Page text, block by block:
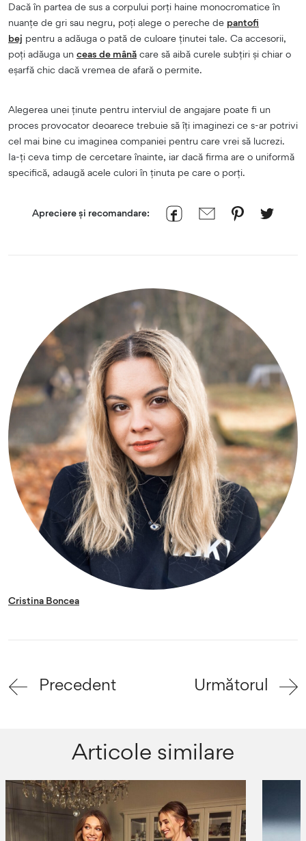
Dacă în partea de sus a corpului porți haine monocromatice în
nuanțe de gri sau negru, poți alege o pereche de pantofi
bej pentru a adăuga o pată de culoare ținutei tale. Ca accesorii,
poți adăuga un ceas de mână care să aibă curele subțiri și chiar o
eșarfă chic dacă vremea de afară o permite.
Alegerea unei ținute pentru interviul de angajare poate fi un
proces provocator deoarece trebuie să îți imaginezi ce s-ar potrivi
cel mai bine cu imaginea companiei pentru care vrei să lucrezi.
Ia-ți ceva timp de cercetare înainte, iar dacă firma are o uniformă
specifică, adaugă acele culori în ținuta pe care o porți.
Apreciere și recomandare:
Cristina Boncea
Precedent Următorul
Articole similare